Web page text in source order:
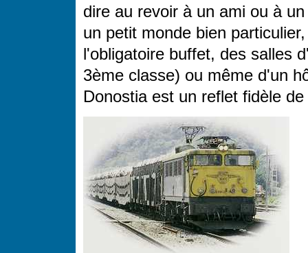
dire au revoir à un ami ou à
un petit monde bien
l'obligatoire buffet, des salles
3ème classe) ou même d'un
Donostia est un reflet fidèle